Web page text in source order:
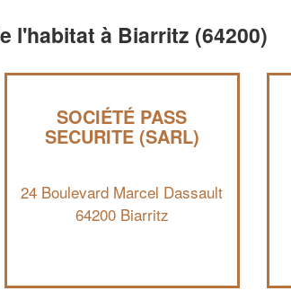
l'habitat à Biarritz (64200)
SOCIÉTÉ PASS
SECURITE (SARL)
24 Boulevard Marcel Dassault
64200 Biarritz